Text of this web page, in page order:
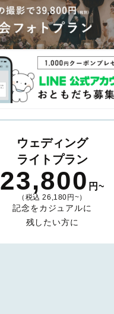
ウェディング
ライトプラン
23,800 円~
（税込 26,180円~）
記念をカジュアルに
残したい方に